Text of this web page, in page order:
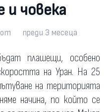
човека
преди 3 месеца
плашещи, особено
на Уран. На 25
на територията
начина, по който се